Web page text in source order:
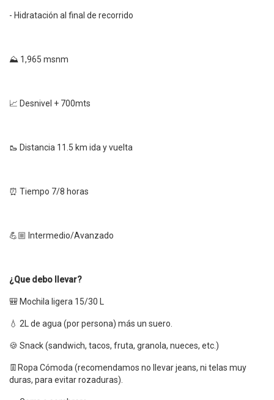
- Hidratación al final de recorrido
⛰ 1,965 msnm
📈 Desnivel + 700mts
🥾 Distancia 11.5 km ida y vuelta
⏰ Tiempo 7/8 horas
💪🏼 Intermedio/Avanzado
¿Que debo llevar?
🎒 Mochila ligera 15/30 L
💧 2L de agua (por persona) más un suero.
🍪 Snack (sandwich, tacos, fruta, granola, nueces, etc.)
👖Ropa Cómoda (recomendamos no llevar jeans, ni telas muy
duras, para evitar rozaduras).